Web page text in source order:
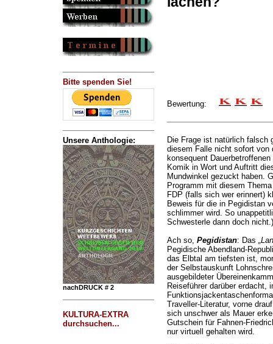
Bitte spenden Sie!
Unsere Anthologie:
nachDRUCK # 2
KULTURA-EXTRA
durchsuchen...
Bewertung:
Die Frage ist natürlich falsch
diesem Falle nicht sofort von
konsequent
Komik in Wort und Auftritt
Mundwinkel gezuckt haben.
Programm mit diesem
FDP (falls sich wer erinnert)
Beweis für die in Pegidistan
schlimmer wird. So
Schwesterle dann doch nicht.)
Ach so, Pegidistan: Das
Pegidische Abendland-
das Elbtal am tiefsten ist,
der Selbstauskunft
ausgebildeter
Reiseführer darüber erdacht,
Traveller-Literatur, vorne
sich unschwer als Mauer
Gutschein für Fahnen-
nur virtuell gehalten wird.